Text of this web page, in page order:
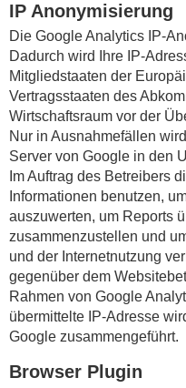
IP Anonymisierung
Die Google Analytics IP-
Dadurch wird Ihre IP-
Mitgliedstaaten der
Vertragsstaaten des
Wirtschaftsraum vor der
Nur in Ausnahmefällen
Server von Google in den
Im Auftrag des Betreibers
Informationen benutzen,
auszuwerten, um Reports
zusammenzustellen und
und der Internetnutzung
gegenüber dem
Rahmen von Google
übermittelte IP-Adresse
Google zusammengeführt.
Browser Plugin